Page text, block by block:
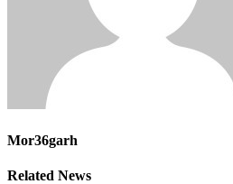
Mor36garh
Related News